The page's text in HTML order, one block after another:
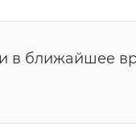
в ближайшее